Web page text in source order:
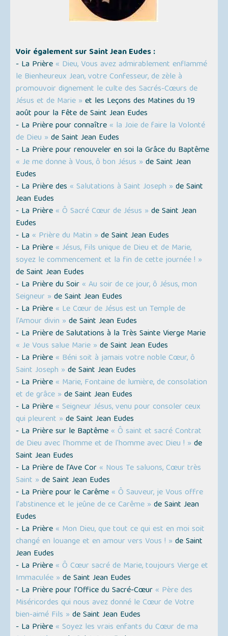
Voir également sur Saint Jean Eudes :
- La Prière « Dieu, Vous avez admirablement enflammé
le Bienheureux Jean, votre Confesseur, de zèle à
promouvoir dignement le culte des Sacrés-Cœurs de
Jésus et de Marie » et les Leçons des Matines du 19
août pour la Fête de Saint Jean Eudes
- La Prière pour connaître « la Joie de faire la Volonté
de Dieu » de Saint Jean Eudes
- La Prière pour renouveler en soi la Grâce du Baptême
« Je me donne à Vous, ô bon Jésus » de Saint Jean
Eudes
- La Prière des « Salutations à Saint Joseph » de Saint
Jean Eudes
- La Prière « Ô Sacré Cœur de Jésus » de Saint Jean
Eudes
- La « Prière du Matin » de Saint Jean Eudes
- La Prière « Jésus, Fils unique de Dieu et de Marie,
soyez le commencement et la fin de cette journée ! »
de Saint Jean Eudes
- La Prière du Soir « Au soir de ce jour, ô Jésus, mon
Seigneur » de Saint Jean Eudes
- La Prière « Le Cœur de Jésus est un Temple de
l'Amour divin » de Saint Jean Eudes
- La Prière de Salutations à la Très Sainte Vierge Marie
« Je Vous salue Marie » de Saint Jean Eudes
- La Prière « Béni soit à jamais votre noble Cœur, ô
Saint Joseph » de Saint Jean Eudes
- La Prière « Marie, Fontaine de lumière, de consolation
et de grâce » de Saint Jean Eudes
- La Prière « Seigneur Jésus, venu pour consoler ceux
qui pleurent » de Saint Jean Eudes
- La Prière sur le Baptême « Ô saint et sacré Contrat
de Dieu avec l'homme et de l'homme avec Dieu ! » de
Saint Jean Eudes
- La Prière de l’Ave Cor « Nous Te saluons, Cœur très
Saint » de Saint Jean Eudes
- La Prière pour le Carême « Ô Sauveur, je Vous offre
l'abstinence et le jeûne de ce Carême » de Saint Jean
Eudes
- La Prière « Mon Dieu, que tout ce qui est en moi soit
changé en louange et en amour vers Vous ! » de Saint
Jean Eudes
- La Prière « Ô Cœur sacré de Marie, toujours Vierge et
Immaculée » de Saint Jean Eudes
- La Prière pour l’Office du Sacré-Cœur « Père des
Miséricordes qui nous avez donné le Cœur de Votre
bien-aimé Fils » de Saint Jean Eudes
- La Prière « Soyez les vrais enfants du Cœur de ma